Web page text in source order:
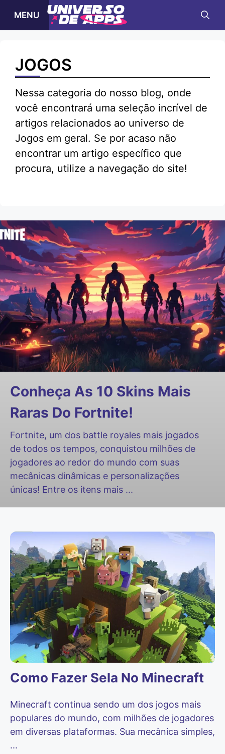
para
MENU
JOGOS
Nessa categoria do nosso blog, onde
você encontrará uma seleção incrível de
artigos relacionados ao universo de
Jogos em geral. Se por acaso não
encontrar um artigo específico que
procura, utilize a navegação do site!
Conheça As 10 Skins Mais
Raras Do Fortnite!
Fortnite, um dos battle royales mais jogados
de todos os tempos, conquistou milhões de
jogadores ao redor do mundo com suas
mecânicas dinâmicas e personalizações
únicas! Entre os itens mais ...
Como Fazer Sela No Minecraft
Minecraft continua sendo um dos jogos mais
populares do mundo, com milhões de jogadores
em diversas plataformas. Sua mecânica simples,
...